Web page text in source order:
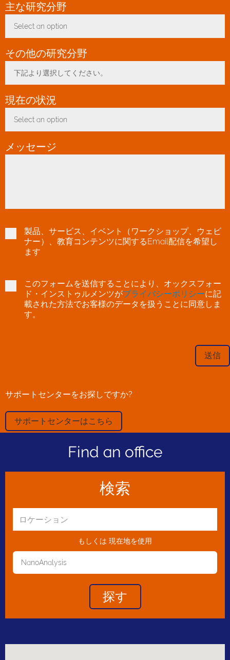
主な研究分野
Select an option
その他の研究分野
下記より選択してください。
現在の状況
Select an option
メッセージ
製品、サービス、イベント（ワークショップ、ウェビ
ナー）、教育コンテンツに関するEmail配信を希望し
ます
このフォームを送信することにより、オックスフォー
ド・インストゥルメンツがプライバシーポリシーに記
載された方法でお客様のデータを扱うことに同意しま
す。
サポートセンターをお探しですか?
サポートセンターはこちら
Find an office
検索
もしくは 現在地を使用
NanoAnalysis
Toggle Dropdown
探す